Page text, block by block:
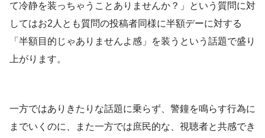
て冷静を装っちゃうことありませんか？」という質問に対
してはお2人とも質問の投稿者同様に半額デーに対する
「半額目的じゃありませんよ感」を装うという話題で盛り
上がります。
一方ではありきたりな話題に乗らず、警鐘を鳴らす行為に
までいくのに、また一方では庶民的な、視聴者と共感でき